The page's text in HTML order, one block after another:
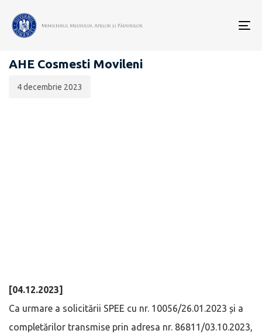
AMENAJĂRI HIDROTEHNICE ÎN ROMÂNIA
AHE Cosmesti Movileni
publicării:
4 decembrie 2023
[04.12.2023]
Ca urmare a solicitării SPEE cu nr. 10056/26.01.2023 și a
completărilor transmise prin adresa nr. 86811/03.10.2023,